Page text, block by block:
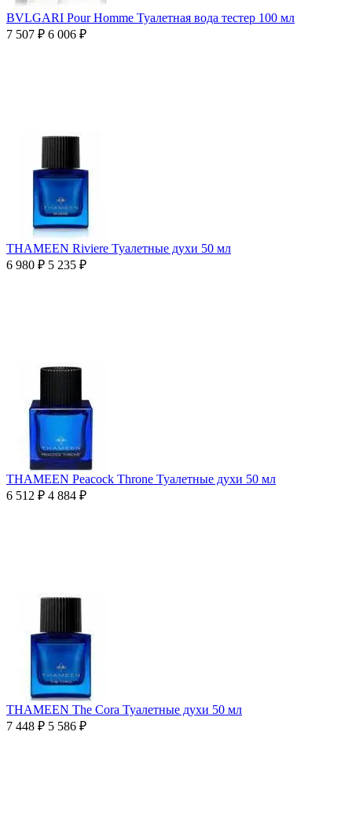
BVLGARI Pour Homme Туалетная вода тестер 100 мл
7 507 ₽ 6 006 ₽
THAMEEN Riviere Туалетные духи 50 мл
6 980 ₽ 5 235 ₽
THAMEEN Peacock Throne Туалетные духи 50 мл
6 512 ₽ 4 884 ₽
THAMEEN The Cora Туалетные духи 50 мл
7 448 ₽ 5 586 ₽